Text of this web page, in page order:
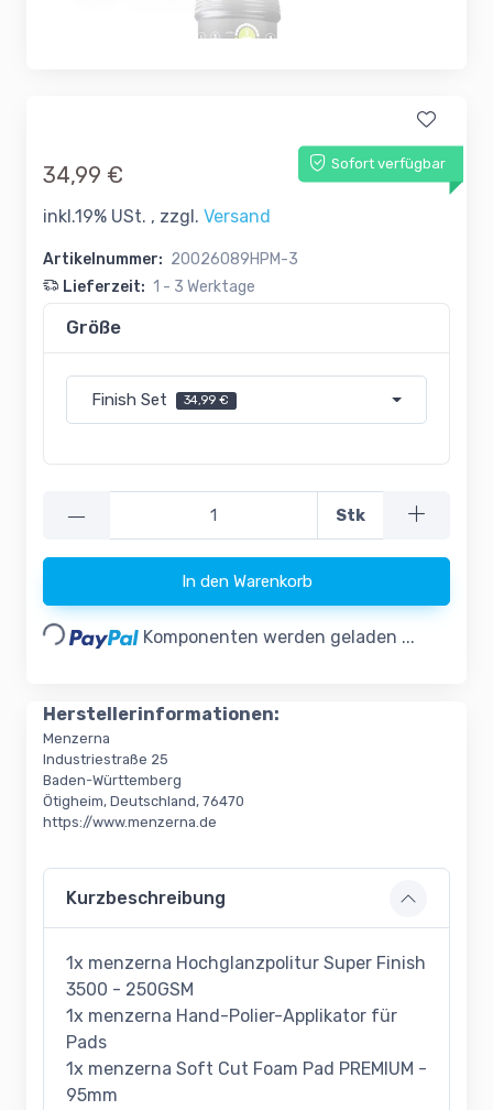
Sofort verfügbar
34,99 €
inkl.19% USt. , zzgl. Versand
Artikelnummer: 20026089HPM-3
Lieferzeit: 1 - 3 Werktage
Größe
Finish Set 34,99 €
— Stk
In den Warenkorb
Loading... Komponenten werden geladen ...
Herstellerinformationen:
Menzerna
Industriestraße 25
Baden-Württemberg
Ötigheim, Deutschland, 76470
https://www.menzerna.de
Kurzbeschreibung
1x menzerna Hochglanzpolitur Super Finish
3500 - 250GSM
1x menzerna Hand-Polier-Applikator für
Pads
1x menzerna Soft Cut Foam Pad PREMIUM -
95mm